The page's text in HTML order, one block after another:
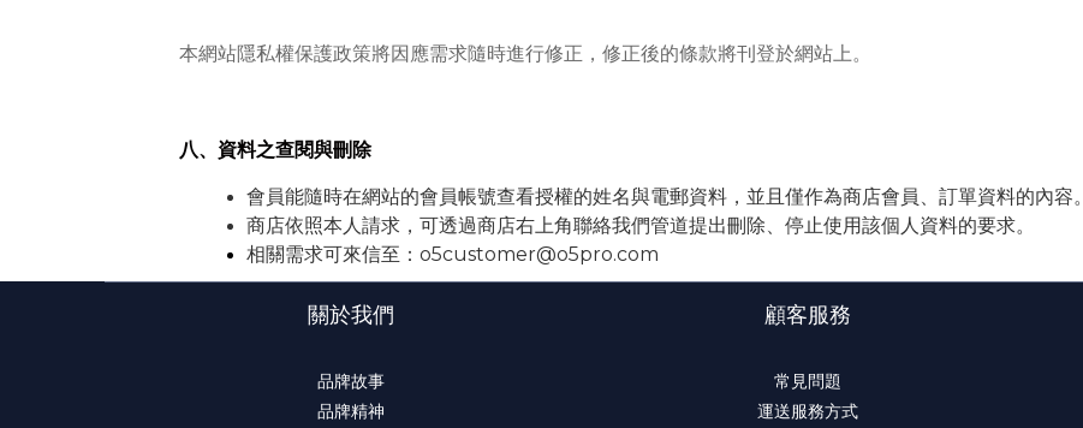
本網站隱私權保護政策將因應需求隨時進行修正，修正後的條款將刊登於網站上。
八、資料之查閱與刪除
會員能隨時在網站的會員帳號查看授權的姓名與電郵資料，並且僅作為商店會員、訂單資料的內容。
商店依照本人請求，可透過商店右上角聯絡我們管道提出刪除、停止使用該個人資料的要求。
相關需求可來信至：o5customer@o5pro.com
關於我們
品牌故事
品牌精神
顧客服務
常見問題
運送服務方式